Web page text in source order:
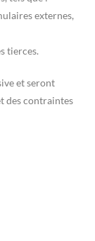
externes,
tierces.
et seront
des contraintes